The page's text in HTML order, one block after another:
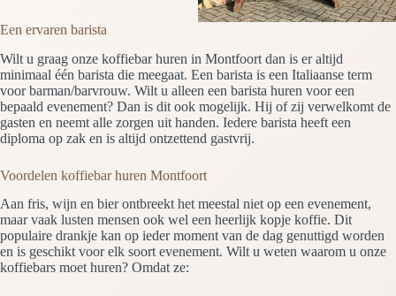
Een ervaren barista
Wilt u graag onze koffiebar huren in Montfoort dan is er altijd
minimaal één barista die meegaat. Een barista is een Italiaanse term
voor barman/barvrouw. Wilt u alleen een barista huren voor een
bepaald evenement? Dan is dit ook mogelijk. Hij of zij verwelkomt de
gasten en neemt alle zorgen uit handen. Iedere barista heeft een
diploma op zak en is altijd ontzettend gastvrij.
Voordelen koffiebar huren Montfoort
Aan fris, wijn en bier ontbreekt het meestal niet op een evenement,
maar vaak lusten mensen ook wel een heerlijk kopje koffie. Dit
populaire drankje kan op ieder moment van de dag genuttigd worden
en is geschikt voor elk soort evenement. Wilt u weten waarom u onze
koffiebars moet huren? Omdat ze: